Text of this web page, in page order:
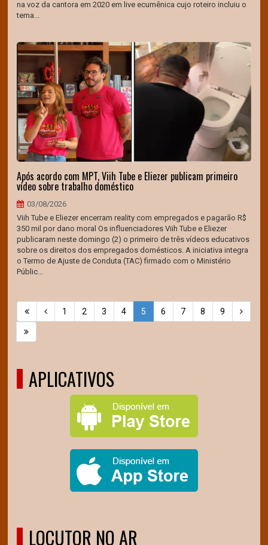
na voz da cantora em 2020 em live ecumênica cujo roteiro incluiu o
tema...
Após acordo com MPT, Viih Tube e Eliezer publicam primeiro
vídeo sobre trabalho doméstico
03/08/2026
Viih Tube e Eliezer encerram reality com empregados e pagarão R$
350 mil por dano moral Os influenciadores Viih Tube e Eliezer
publicaram neste domingo (2) o primeiro de três vídeos educativos
sobre os direitos dos empregados domésticos. A iniciativa integra
o Termo de Ajuste de Conduta (TAC) firmado com o Ministério
Públic...
1 2 3 4 5 6 7 8 9
APLICATIVOS
LOCUTOR NO AR